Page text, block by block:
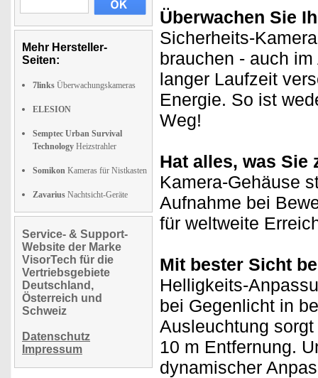
Mehr Hersteller-
Seiten:
7links Überwachungskameras
ELESION
Semptec Urban Survival
Technology Heizstrahler
Somikon Kameras für Nistkasten
Zavarius Nachtsicht-Geräte
Service- & Support-
Website der Marke
VisorTech für die
Vertriebsgebiete
Deutschland,
Österreich und
Schweiz
Datenschutz
Impressum
Überwachen Sie
Sicherheits-
brauchen - auch
langer Laufzeit
Energie. So ist
Weg!
Hat alles, was Sie
Kamera-Gehäuse
Aufnahme bei
für weltweite
Mit bester Sicht
Helligkeits-
bei Gegenlicht in
Ausleuchtung
10 m Entfernung.
dynamischer